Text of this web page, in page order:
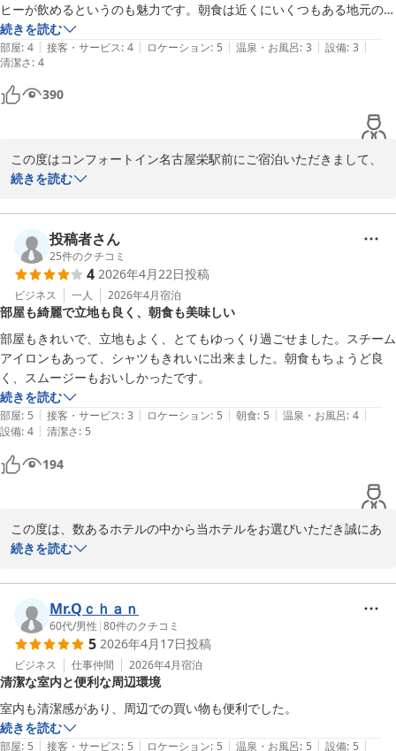
特に、髪の毛がキャリーケースのタイヤに絡むほど清掃が行き届い
ていなかったことは、客室清掃および最終確認が不十分であった結
果であり、弁解の余地もございません。
また、リモコンのようにお客様が直接手にされる備品にまで不備が
あったことにつきましても、衛生管理意識の不足として深く反省し
今回のご指摘を受け、清掃手順だけでなく、清掃後の点検方法につ
いても改めて見直し、清掃後の確認の徹底を図ってまいります。
貴重なご意見をお寄せいただき、ありがとうございました。
コンフォートイン名古屋栄駅前
2026-03-24
ヒーが飲めるというのも魅力です。朝食は近くにいくつもある地元の喫
茶店を巡っています。これも楽しみの一つです。
続きを読む
部屋: 4 | 接客・サービス: 4 | ロケーション: 5 | 温泉・お風呂: 3 | 設備: 3 |
清潔さ: 4
390
この度はコンフォートイン名古屋栄駅前にご宿泊いただきまして、
誠にありがとうございました。
す。
快適にお過ごしいただけたようで、大変嬉しく存じます。
コーヒーは滞在中、深夜0時まで何度でもご利用いただけます。
お部屋に持ち込んでお部屋でゆっくりお召し上がりいただくことも
できます。
夜のゆったりした時間や朝の時間などに活用いただけましたら幸い
でございます。
また、名古屋にお越しの際もコンフォートイン名古屋栄駅前をよろ
しくお願い申し上げます。
コンフォートイン名古屋栄駅前
続きを読む
投稿者さん
25件のクチコミ
4 2026年4月22日投稿
ビジネス 一人 2026年4月宿泊
部屋も綺麗で立地も良く、朝食も美味しい
部屋もきれいで、立地もよく、とてもゆっくり過ごせました。スチーム
アイロンもあって、シャツもきれいに出来ました。朝食もちょうど良
く、スムージーもおいしかったです。
続きを読む
部屋: 5 | 接客・サービス: 3 | ロケーション: 5 | 朝食: 5 | 温泉・お風呂: 4 |
設備: 4 | 清潔さ: 5
194
この度は、数あるホテルの中から当ホテルをお選びいただき誠にあ
りがとうございます。
げます。
ごゆっくりお過ごしいただけたようで何よりでございます。
ウェルカムドリンクサービス、朝のスムージーもお気に召していた
だけたようで、大変うれしく存じます。
当ホテルでは6時30分から24時までソフトドリンク、スープ、コー
ヒーを無料でご用意しています。
お部屋にもお持ち込みいただけますので、次回ご来館の際もぜひご
続きを読む
Mr.Qｃｈａｎ
60代/男性 |80件のクチコミ
5 2026年4月17日投稿
ビジネス 仕事仲間 2026年4月宿泊
清潔な室内と便利な周辺環境
室内も清潔感があり、周辺での買い物も便利でした。
続きを読む
部屋: 5 | 接客・サービス: 5 | ロケーション: 5 | 温泉・お風呂: 5 | 設備: 5 |